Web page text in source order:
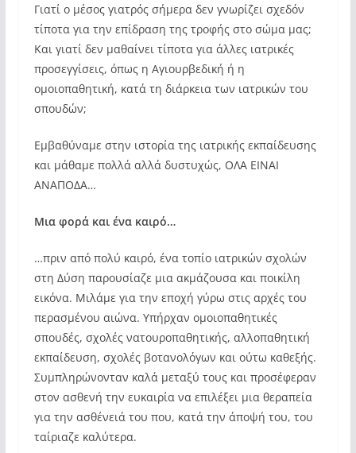
Γιατί ο μέσος γιατρός σήμερα δεν γνωρίζει σχεδόν
τίποτα για την επίδραση της τροφής στο σώμα μας;
Και γιατί δεν μαθαίνει τίποτα για άλλες ιατρικές
προσεγγίσεις, όπως η Αγιουρβεδική ή η
ομοιοπαθητική, κατά τη διάρκεια των ιατρικών του
σπουδών;
Εμβαθύναμε στην ιστορία της ιατρικής εκπαίδευσης
και μάθαμε πολλά αλλά δυστυχώς, ΟΛΑ ΕΙΝΑΙ
ΑΝΑΠΟΔΑ…
Μια φορά και ένα καιρό…
…πριν από πολύ καιρό, ένα τοπίο ιατρικών σχολών
στη Δύση παρουσίαζε μια ακμάζουσα και ποικίλη
εικόνα. Μιλάμε για την εποχή γύρω στις αρχές του
περασμένου αιώνα. Υπήρχαν ομοιοπαθητικές
σπουδές, σχολές νατουροπαθητικής, αλλοπαθητική
εκπαίδευση, σχολές βοτανολόγων και ούτω καθεξής.
Συμπληρώνονταν καλά μεταξύ τους και προσέφεραν
στον ασθενή την ευκαιρία να επιλέξει μια θεραπεία
για την ασθένειά του που, κατά την άποψή του, του
ταίριαζε καλύτερα.